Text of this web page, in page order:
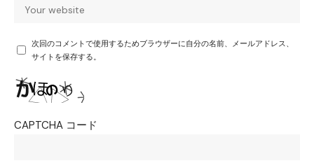
次回のコメントで使用するためブラウザーに自分の名前、メールアドレス、
サイトを保存する。
CAPTCHA コード